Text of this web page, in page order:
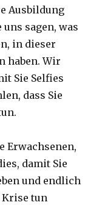
Ausbildung
sagen, was
in dieser
haben. Wir
Sie Selfies
dass Sie
Erwachsenen,
damit Sie
und endlich
Krise tun